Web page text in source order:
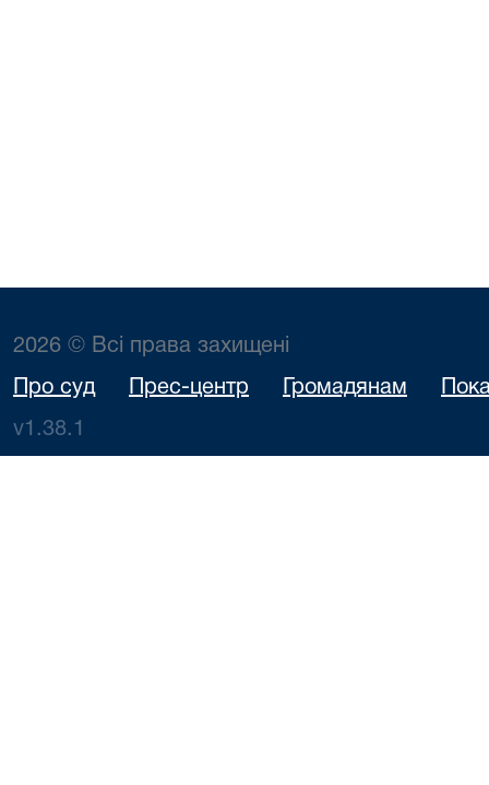
2026 © Всі права захищені
Про суд Прес-центр Громадянам
v1.38.1